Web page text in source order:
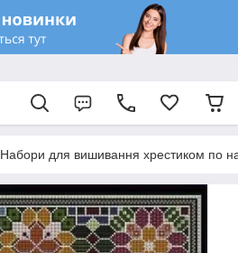
Набори для вишивання хрестиком по